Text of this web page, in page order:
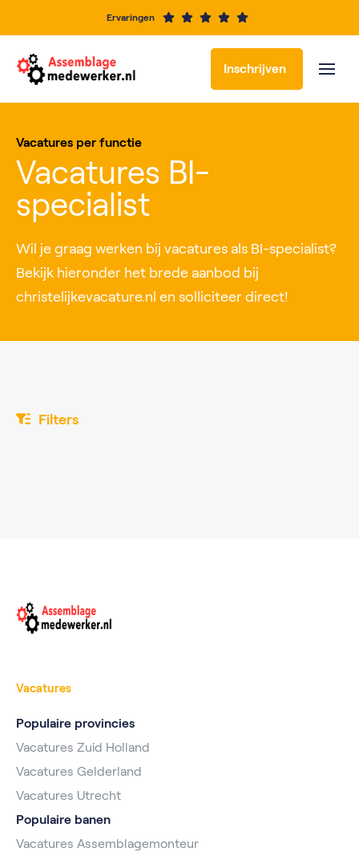
Ervaringen
Inschrijven
Vacatures per functie
Vacatures BI-
specialist
Wil je graag werken bij vacatures als BI-specialist?
Bekijk hieronder het brede aanbod bij
christelijkevacature.nl en solliciteer direct!
Filters
Vacatures
Populaire provincies
Vacatures Zuid Holland
Vacatures Gelderland
Vacatures Utrecht
Populaire banen
Vacatures Assemblagemonteur